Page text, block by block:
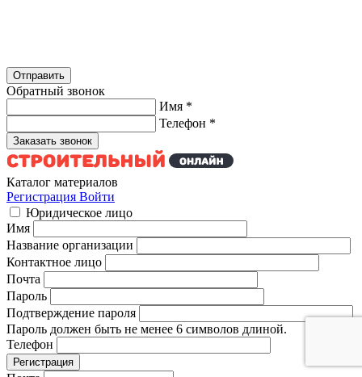
Обратный звонок
Имя *
Телефон *
Каталог материалов
Регистрация Войти
Юридическое лицо
Имя
Название организации
Контактное лицо
Почта
Пароль
Подтверждение пароля
Пароль должен быть не менее 6 символов длиной.
Телефон